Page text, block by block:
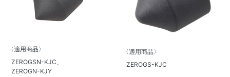
〈適用商品〉
ZEROGSN-KJC、
ZEROGN-KJY
〈適用商品〉
ZEROGS-KJC